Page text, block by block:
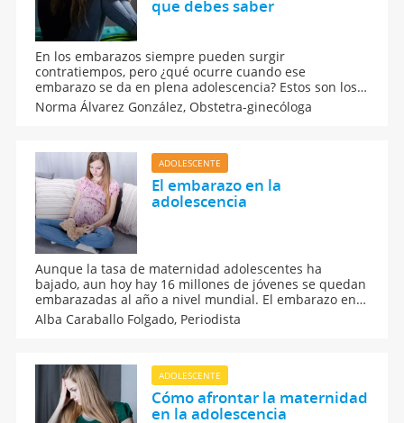
que debes saber
En los embarazos siempre pueden surgir
contratiempos, pero ¿qué ocurre cuando ese
embarazo se da en plena adolescencia? Estos son los
riesgos y peligros de embarazo en niñas menores de
12 años para ellas, para los bebés e, incluso, para la
Norma Álvarez González, Obstetra-ginecóloga
ADOLESCENTE
El embarazo en la
adolescencia
Aunque la tasa de maternidad adolescentes ha
bajado, aun hoy hay 16 millones de jóvenes se quedan
embarazadas al año a nivel mundial. El embarazo en
la adolescencia es algo preocupante debido al riesgo
que conlleva para la mamá y para el bebé. Qué
Alba Caraballo Folgado, Periodista
ADOLESCENTE
Cómo afrontar la maternidad
en la adolescencia